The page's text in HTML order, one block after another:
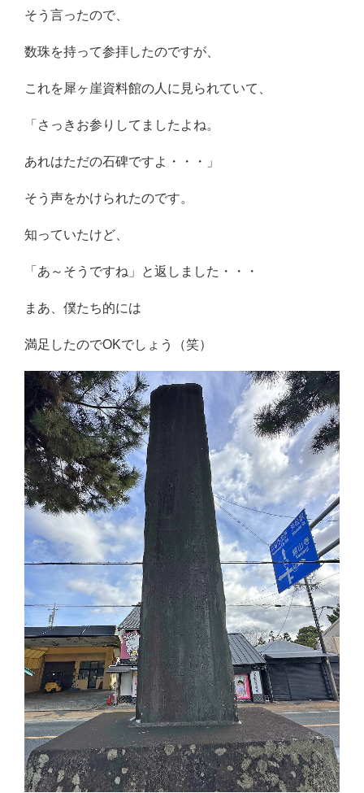
そう言ったので、
数珠を持って参拝したのですが、
これを犀ヶ崖資料館の人に見られていて、
「さっきお参りしてましたよね。
あれはただの石碑ですよ・・・」
そう声をかけられたのです。
知っていたけど、
「あ～そうですね」と返しました・・・
まあ、僕たち的には
満足したのでOKでしょう（笑）